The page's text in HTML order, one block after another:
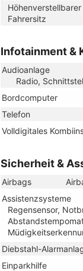
Fahrersitz
Infotainment &
Audioanlage
Radio,
Bordcomputer
Telefon
Volldigitales
Sicherheit &
Airbags
Assistenzsysteme
Regensensor,
Diebstahl-
Einparkhilfe